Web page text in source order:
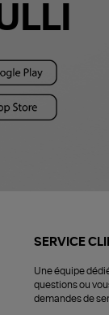
SERVICE
Une équipe
questions ou
demandes de